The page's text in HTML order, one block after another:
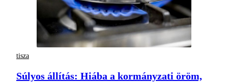
tisza
Súlyos állítás: Hiába a kormányzati öröm,